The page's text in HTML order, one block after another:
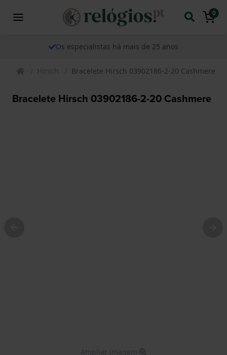
0
Os especialistas há mais de 25 anos
Hirsch Bracelete Hirsch 03902186-2-20 Cashmere
Bracelete Hirsch 03902186-2-20 Cashmere
Ampliar imagem